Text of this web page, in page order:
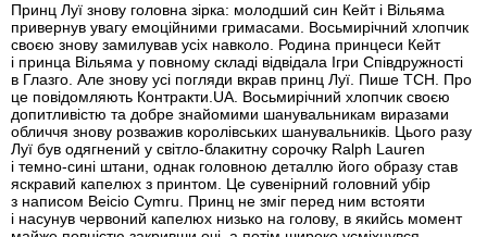
Принц Луї знову головна зірка: молодший син Кейт і Вільяма
привернув увагу емоційними гримасами. Восьмирічний хлопчик
своєю знову замилував усіх навколо. Родина принцеси Кейт
і принца Вільяма у повному складі відвідала Ігри Співдружності
в Глазго. Але знову усі погляди вкрав принц Луї. Пише ТСН. Про
це повідомляють Контракти.UA. Восьмирічний хлопчик своєю
допитливістю та добре знайомими шанувальникам виразами
обличчя знову розважив королівських шанувальників. Цього разу
Луї був одягнений у світло-блакитну сорочку Ralph Lauren
і темно-сині штани, однак головною деталлю його образу став
яскравий капелюх з принтом. Це сувенірний головний убір
з написом Beicio Cymru. Принц не зміг перед ним встояти
і насунув червоний капелюх низько на голову, в якийсь момент